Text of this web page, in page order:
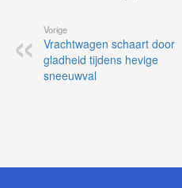
Vorige
Vrachtwagen schaart door
gladheid tijdens hevige
sneeuwval